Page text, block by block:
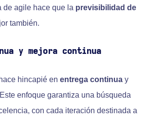
de agile hace que la previsibilidad de
también.
y mejora continua
hace hincapié en entrega continua y
enfoque garantiza una búsqueda
con cada iteración destinada a